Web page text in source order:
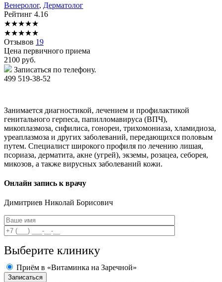
Венеролог, Дерматолог
Рейтинг 4.16
★★★★★
★★★★★
Отзывов 19
Цена первичного приема
2100 руб.
Записаться по телефону.
499 519-38-52
Занимается диагностикой, лечением и профилактикой
генитального герпеса, папилломавируса (ВПЧ),
микоплазмоза, сифилиса, гонореи, трихомониаза, хламидиоза,
уреаплазмоза и других заболеваний, передающихся половым
путем. Специалист широкого профиля по лечению лишая,
псориаза, дерматита, акне (угрей), экземы, розацеа, себорея,
микозов, а также вирусных заболеваний кожи.
Онлайн запись к врачу
Димитриев Николай Борисович
Выберите клинику
Приём в «Витаминка на Заречной»